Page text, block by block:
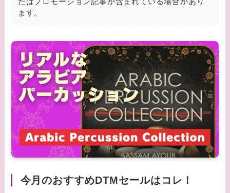
ます。
今月のおすすめDTMセールはコレ！